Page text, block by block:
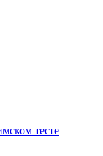
тесте